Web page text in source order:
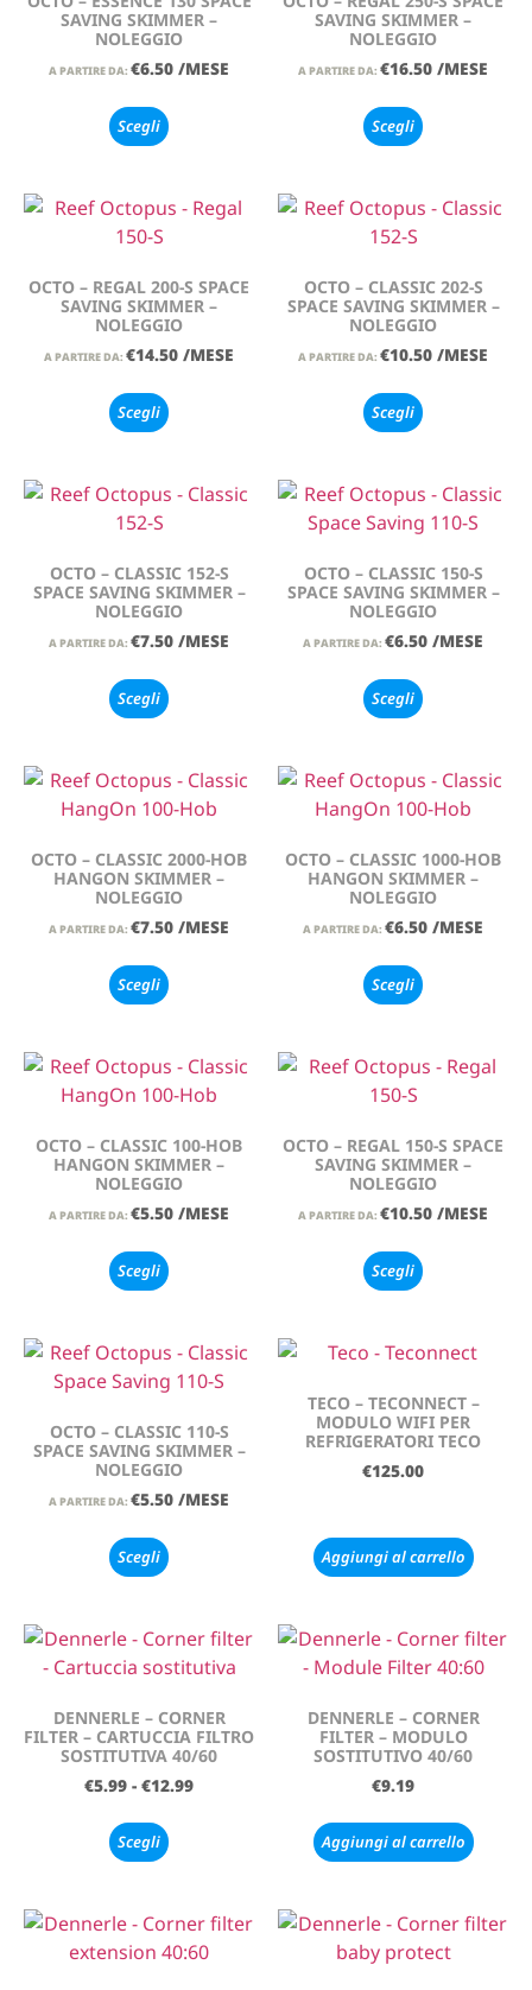
SAVING SKIMMER –
NOLEGGIO
A PARTIRE DA: €6.50 /MESE
Scegli
SAVING SKIMMER –
NOLEGGIO
A PARTIRE DA: €16.50 /MESE
Scegli
OCTO – REGAL 200-S SPACE
SAVING SKIMMER –
NOLEGGIO
A PARTIRE DA: €14.50 /MESE
Scegli
OCTO – CLASSIC 202-S
SPACE SAVING SKIMMER –
NOLEGGIO
A PARTIRE DA: €10.50 /MESE
Scegli
OCTO – CLASSIC 152-S
SPACE SAVING SKIMMER –
NOLEGGIO
A PARTIRE DA: €7.50 /MESE
Scegli
OCTO – CLASSIC 150-S
SPACE SAVING SKIMMER –
NOLEGGIO
A PARTIRE DA: €6.50 /MESE
Scegli
OCTO – CLASSIC 2000-HOB
HANGON SKIMMER –
NOLEGGIO
A PARTIRE DA: €7.50 /MESE
Scegli
OCTO – CLASSIC 1000-HOB
HANGON SKIMMER –
NOLEGGIO
A PARTIRE DA: €6.50 /MESE
Scegli
OCTO – CLASSIC 100-HOB
HANGON SKIMMER –
NOLEGGIO
A PARTIRE DA: €5.50 /MESE
Scegli
OCTO – REGAL 150-S SPACE
SAVING SKIMMER –
NOLEGGIO
A PARTIRE DA: €10.50 /MESE
Scegli
OCTO – CLASSIC 110-S
SPACE SAVING SKIMMER –
NOLEGGIO
A PARTIRE DA: €5.50 /MESE
Scegli
TECO – TECONNECT –
MODULO WIFI PER
REFRIGERATORI TECO
€125.00
Aggiungi al carrello
DENNERLE – CORNER
FILTER – CARTUCCIA FILTRO
SOSTITUTIVA 40/60
€5.99 - €12.99
Scegli
DENNERLE – CORNER
FILTER – MODULO
SOSTITUTIVO 40/60
€9.19
Aggiungi al carrello